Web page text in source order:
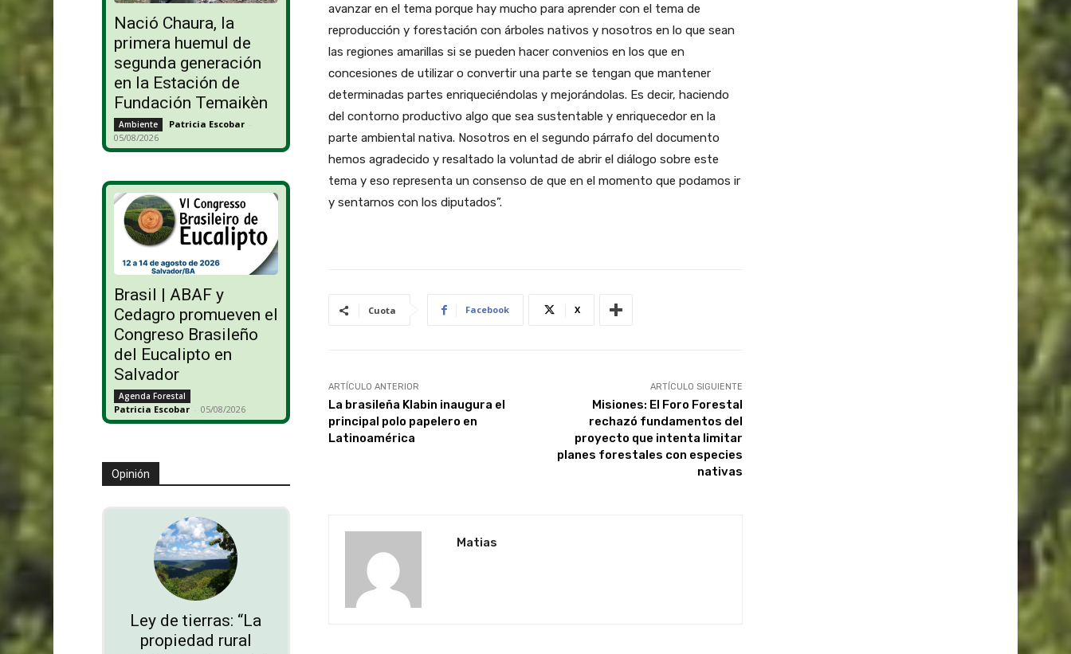
Nació Chaura, la
primera huemul de
segunda generación
en la Estación de
Fundación Temaikèn
Ambiente Patricia Escobar -
05/08/2026
Brasil | ABAF y
Cedagro promueven el
Congreso Brasileño
del Eucalipto en
Salvador
Agenda Forestal
Patricia Escobar - 05/08/2026
Opinión
Ley de tierras: “La
propiedad rural
avanzar en el tema porque hay mucho para aprender con el tema de
reproducción y forestación con árboles nativos y nosotros en lo que sean
las regiones amarillas si se pueden hacer convenios en los que en
concesiones de utilizar o convertir una parte se tengan que mantener
determinadas partes enriqueciéndolas y mejorándolas. Es decir, haciendo
del contorno productivo algo que sea sustentable y enriquecedor en la
parte ambiental nativa. Nosotros en el segundo párrafo del documento
hemos agradecido y resaltado la voluntad de abrir el diálogo sobre este
tema y eso representa un consenso de que en el momento que podamos ir
y sentarnos con los diputados”.
Cuota Facebook X
ARTÍCULO ANTERIOR
La brasileña Klabin inaugura el
principal polo papelero en
Latinoamérica
ARTÍCULO SIGUIENTE
Misiones: El Foro Forestal
rechazó fundamentos del
proyecto que intenta limitar
planes forestales con especies
nativas
Matias